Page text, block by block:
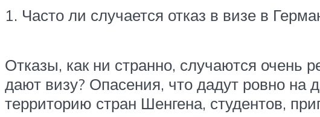
1. Часто ли случается отказ в визе в
Отказы, как ни странно, случаются очень
дают визу? Опасения, что дадут ровно на
территорию стран Шенгена, студентов,